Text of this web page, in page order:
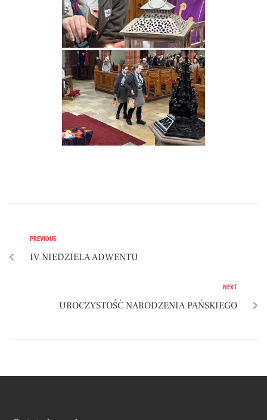
PREVIOUS
IV NIEDZIELA ADWENTU
NEXT
UROCZYSTOŚĆ NARODZENIA PAŃSKIEGO